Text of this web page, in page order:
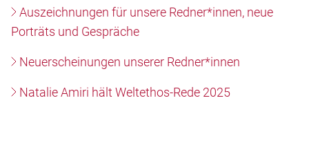
Auszeichnungen für unsere Redner*innen, neue
Porträts und Gespräche
Neuerscheinungen unserer Redner*innen
Natalie Amiri hält Weltethos-Rede 2025